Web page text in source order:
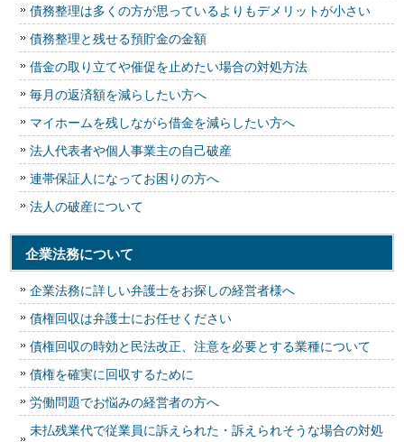
債務整理は多くの方が思っているよりもデメリットが小さい
債務整理と残せる預貯金の金額
借金の取り立てや催促を止めたい場合の対処方法
毎月の返済額を減らしたい方へ
マイホームを残しながら借金を減らしたい方へ
法人代表者や個人事業主の自己破産
連帯保証人になってお困りの方へ
法人の破産について
企業法務について
企業法務に詳しい弁護士をお探しの経営者様へ
債権回収は弁護士にお任せください
債権回収の時効と民法改正、注意を必要とする業種について
債権を確実に回収するために
労働問題でお悩みの経営者の方へ
未払残業代で従業員に訴えられた・訴えられそうな場合の対処